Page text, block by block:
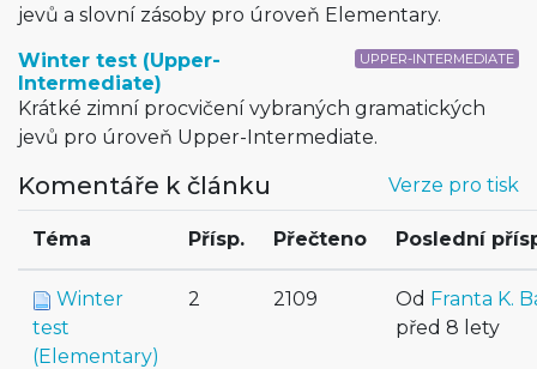
jevů a slovní zásoby pro úroveň Elementary.
UPPER-INTERMEDIATE
Winter test (Upper-
Intermediate)
Krátké zimní procvičení vybraných gramatických
jevů pro úroveň Upper-Intermediate.
Verze pro tisk
Komentáře k článku
Téma Přísp. Přečteno Poslední
Winter
test
(Elementary)
2 2109 Od Franta K.
před 8 lety